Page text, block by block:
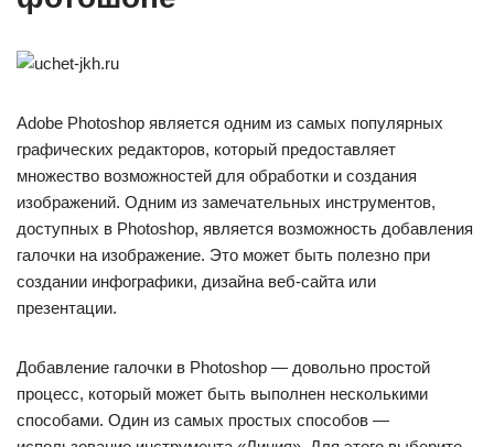
Adobe Photoshop является одним из самых популярных
графических редакторов, который предоставляет
множество возможностей для обработки и создания
изображений. Одним из замечательных инструментов,
доступных в Photoshop, является возможность добавления
галочки на изображение. Это может быть полезно при
создании инфографики, дизайна веб-сайта или
презентации.
Добавление галочки в Photoshop — довольно простой
процесс, который может быть выполнен несколькими
способами. Один из самых простых способов —